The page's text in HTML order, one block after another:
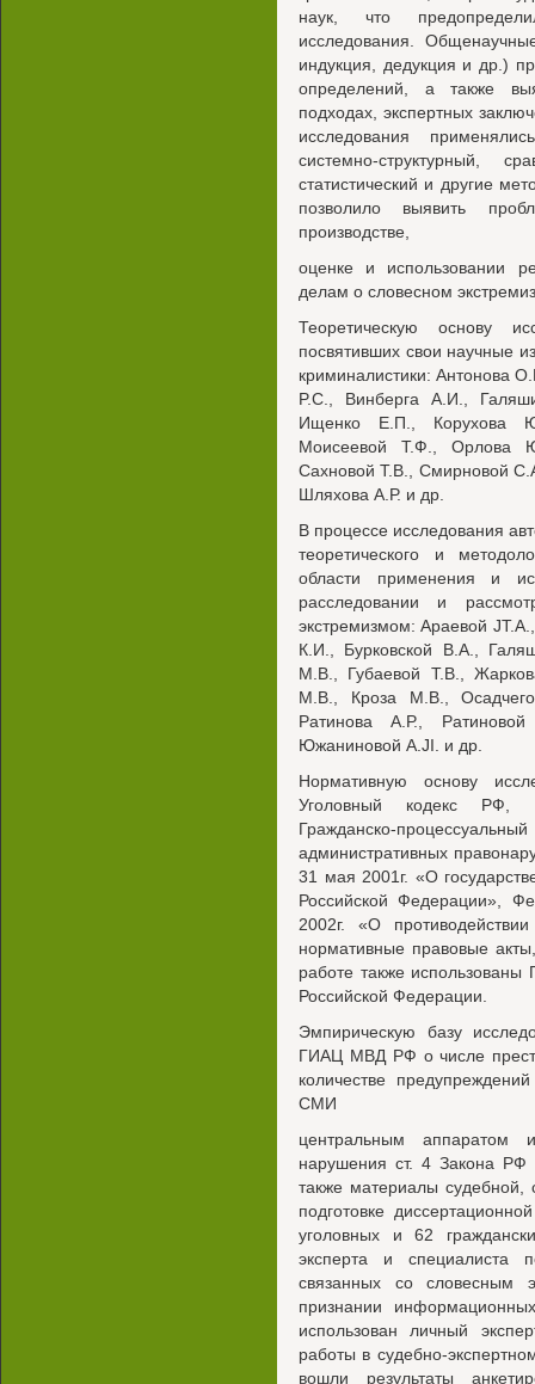
наук, что
исследования.
индукция, дедукция и др.)
определений, а также
подходах, экспертных
исследования
системно-структурный,
статистический и другие
позволило выявить
производстве,
оценке и использовании
делам о словесном
Теоретическую основу
посвятивших свои научные
криминалистики: Антонова
P.C., Винберга А.И.,
Ищенко Е.П., Корухова
Моисеевой Т.Ф., Орлова
Сахновой Т.В., Смирновой
Шляхова А.Р. и др.
В процессе исследования
теоретического и
области применения и
расследовании и
экстремизмом: Араевой
К.И., Бурковской В.А.,
М.В., Губаевой Т.В.,
М.В., Кроза М.В.,
Ратинова А.Р.,
Южаниновой A.JI. и др.
Нормативную основу
Уголовный кодекс РФ,
Гражданско-
административных
31 мая 2001г. «О
Российской Федерации»,
2002г. «О
нормативные правовые
работе также
Российской Федерации.
Эмпирическую базу
ГИАЦ МВД РФ о числе
количестве
СМИ
центральным аппаратом
нарушения ст. 4 Закона
также материалы судебной,
подготовке
уголовных и 62
эксперта и специалиста
связанных со словесным
признании
использован личный
работы в судебно-
вошли результаты